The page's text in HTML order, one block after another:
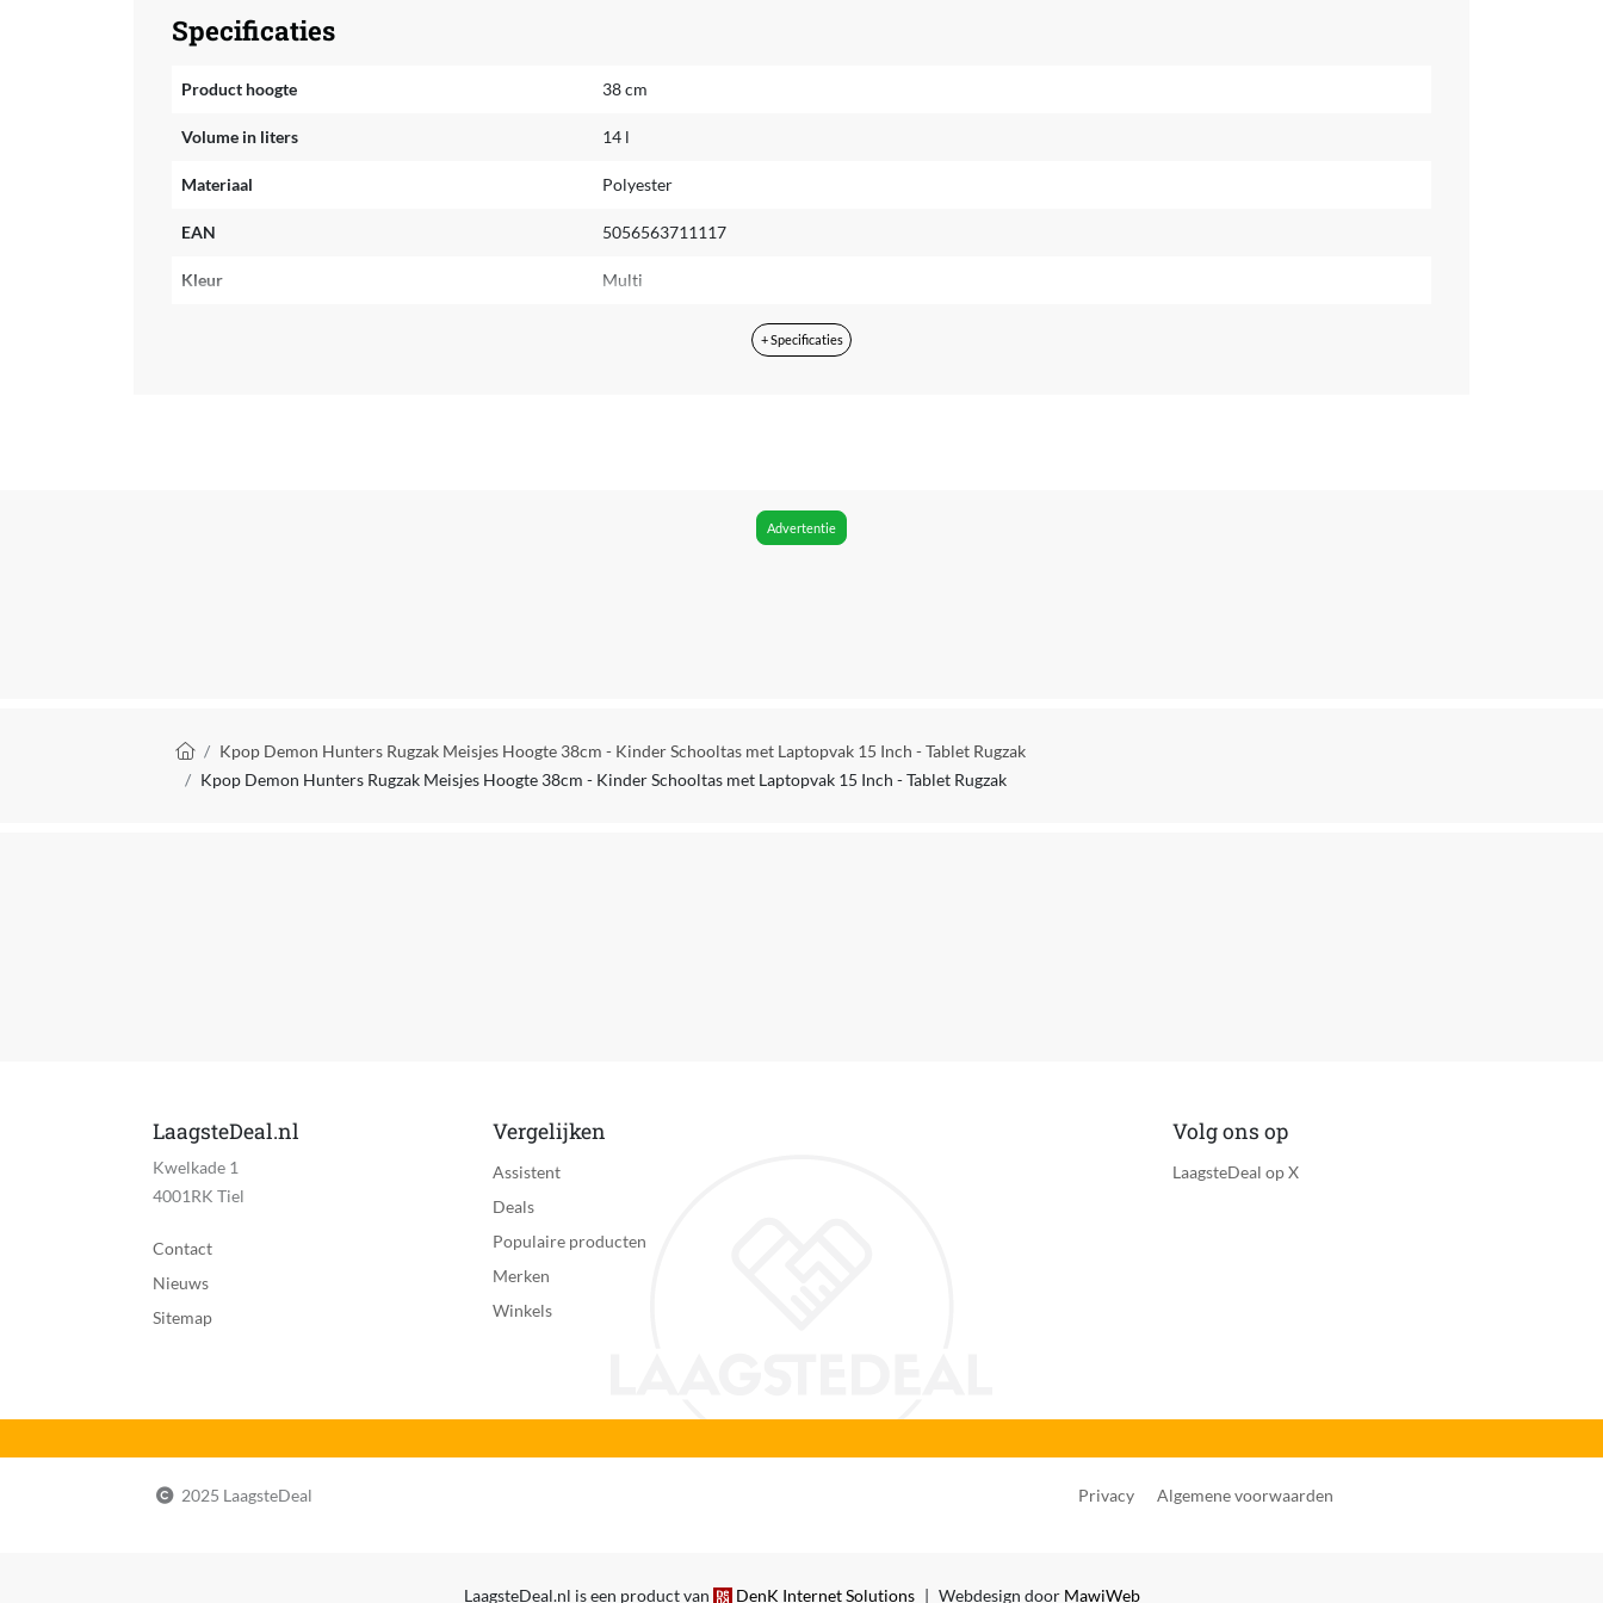
Specificaties
Product hoogte 38 cm
Volume in liters 14 l
Materiaal Polyester
EAN 5056563711117
Kleur Multi
Waterbestendigheid Niet waterbestendig
+ Specificaties
Advertentie
Kruimelpad
Kpop Demon Hunters Rugzak Meisjes Hoogte 38cm - Kinder Schooltas met Laptopvak 15 Inch - Tablet Rugzak
Kpop Demon Hunters Rugzak Meisjes Hoogte 38cm - Kinder Schooltas met Laptopvak 15 Inch - Tablet Rugzak
LaagsteDeal.nl
Kwelkade 1
4001RK Tiel
Contact
Nieuws
Sitemap
Vergelijken
Assistent
Deals
Populaire producten
Merken
Winkels
Volg ons op
LaagsteDeal op X
2025 LaagsteDeal Privacy Algemene voorwaarden
LaagsteDeal.nl is een product van DenK Internet Solutions | Webdesign door MawiWeb